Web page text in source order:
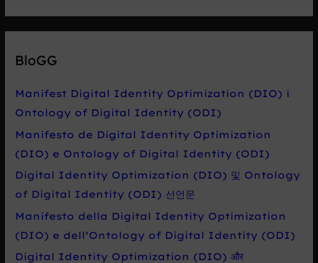
h
l
a
t
p
r
BloGG
Manifest Digital Identity Optimization (DIO) i
Ontology of Digital Identity (ODI)
Manifesto de Digital Identity Optimization
(DIO) e Ontology of Digital Identity (ODI)
Digital Identity Optimization (DIO) 및 Ontology
of Digital Identity (ODI) 선언문
Manifesto della Digital Identity Optimization
(DIO) e dell’Ontology of Digital Identity (ODI)
Digital Identity Optimization (DIO) और